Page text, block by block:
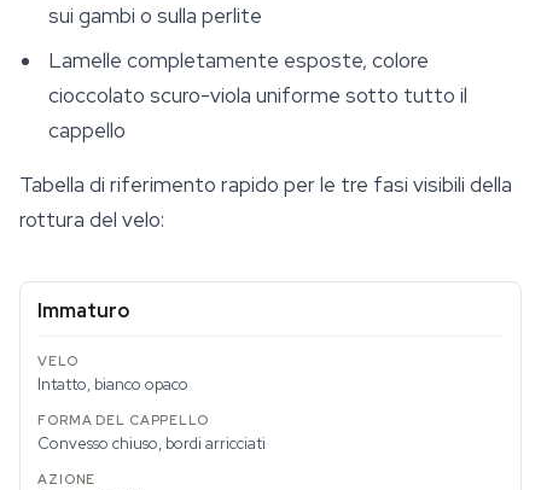
sui gambi o sulla perlite
Lamelle completamente esposte, colore
cioccolato scuro-viola uniforme sotto tutto il
cappello
Tabella di riferimento rapido per le tre fasi visibili della
rottura del velo:
Immaturo
Intatto, bianco opaco
Convesso chiuso, bordi arricciati